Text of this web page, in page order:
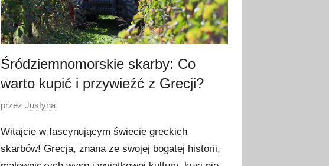
i
k
a
2
0
2
Śródziemnomorskie skarby: Co
warto kupić i przywieźć z Grecji?
O
u
b
przezJustyna
Witajcie w fascynującym świecie greckich
skarbów! Grecja, znana ze swojej bogatej historii,